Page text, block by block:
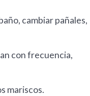
cambiar pañales,
con frecuencia,
mariscos.